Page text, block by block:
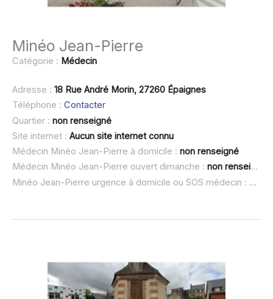
Minéo Jean-Pierre
Catégorie : Médecin
Adresse : 18 Rue André Morin, 27260 Épaignes
Téléphone : Contacter
Quartier : non renseigné
Site internet : Aucun site internet connu
Médecin Minéo Jean-Pierre à domicile : non renseigné
Médecin Minéo Jean-Pierre ouvert dimanche : non renseigné
Minéo Jean-Pierre urgence à domicile ou SOS médecin :
non